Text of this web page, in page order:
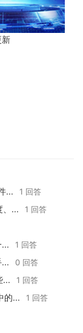
... 1 回答
、... 1 回答
1 回答
0 回答
... 1 回答
的... 1 回答